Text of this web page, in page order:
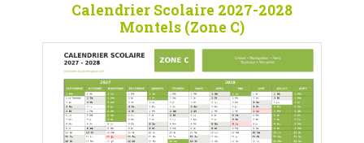
Calendrier Scolaire 2027-2028
Montels (Zone C)